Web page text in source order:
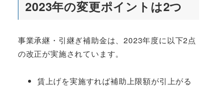
2023年の変更ポイントは2つ
事業承継・引継ぎ補助金は、2023年度に以下2点
の改正が実施されています。
賃上げを実施すれば補助上限額が引上がる